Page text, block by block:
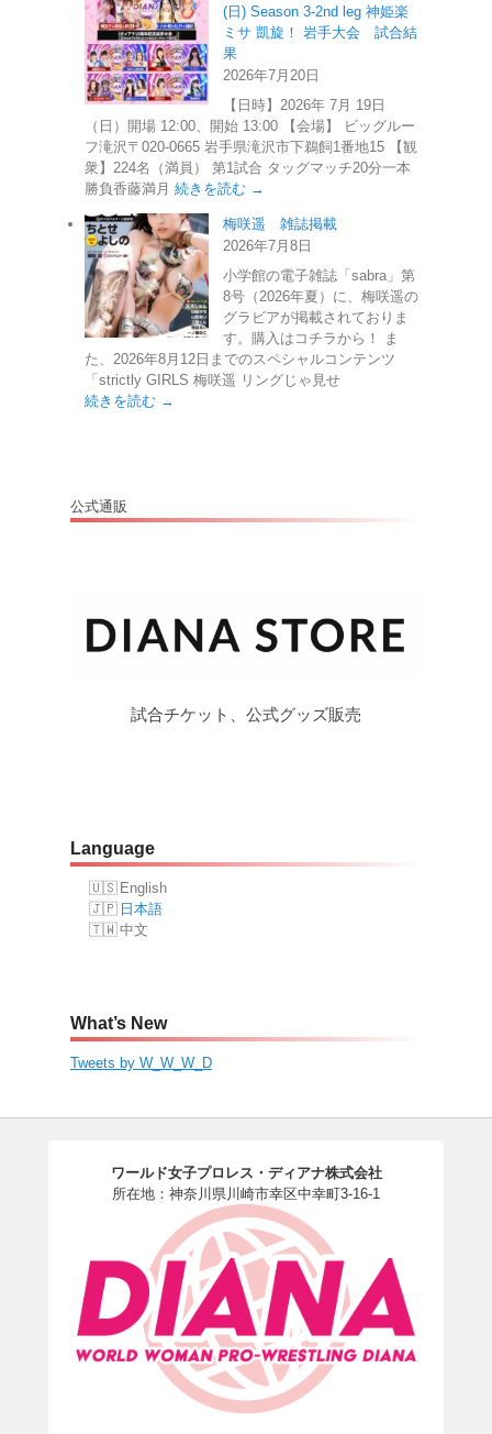
(日) Season 3-2nd leg 神姫楽
ミサ 凱旋！ 岩手大会 試合結
果
2026年7月20日
【日時】2026年 7月 19日
（日）開場 12:00、開始 13:00 【会場】 ビッグルー
フ滝沢〒020-0665 岩手県滝沢市下鵜飼1番地15 【観
衆】224名（満員） 第1試合 タッグマッチ20分一本
勝負香藤満月 続きを読む →
梅咲遥 雑誌掲載
2026年7月8日
小学館の電子雑誌「sabra」第
8号（2026年夏）に、梅咲遥の
グラビアが掲載されておりま
す。購入はコチラから！ ま
た、2026年8月12日までのスペシャルコンテンツ
「strictly GIRLS 梅咲遥 リングじゃ見せ
続きを読む →
公式通販
試合チケット、公式グッズ販売
Language
English
日本語
中文
What’s New
Tweets by W_W_W_D
ワールド女子プロレス・ディアナ株式会社
所在地：神奈川県川崎市幸区中幸町3-16-1